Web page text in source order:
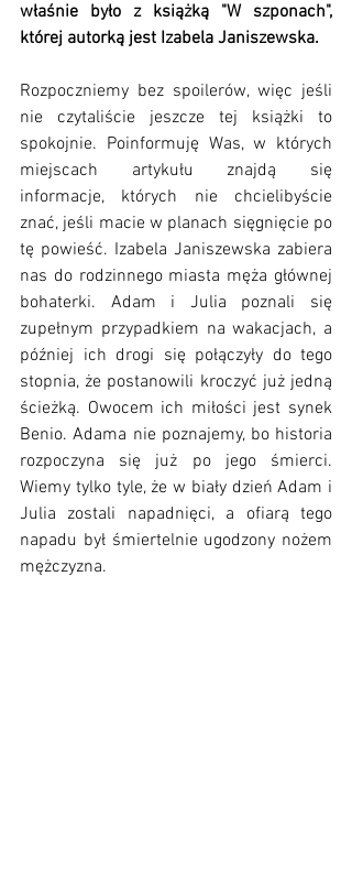
właśnie było z książką "W szponach",
której autorką jest Izabela Janiszewska.
Rozpoczniemy bez spoilerów, więc jeśli
nie czytaliście jeszcze tej książki to
spokojnie. Poinformuję Was, w których
miejscach artykułu znajdą się
informacje, których nie chcielibyście
znać, jeśli macie w planach sięgnięcie po
tę powieść. Izabela Janiszewska zabiera
nas do rodzinnego miasta męża głównej
bohaterki. Adam i Julia poznali się
zupełnym przypadkiem na wakacjach, a
później ich drogi się połączyły do tego
stopnia, że postanowili kroczyć już jedną
ścieżką. Owocem ich miłości jest synek
Benio. Adama nie poznajemy, bo historia
rozpoczyna się już po jego śmierci.
Wiemy tylko tyle, że w biały dzień Adam i
Julia zostali napadnięci, a ofiarą tego
napadu był śmiertelnie ugodzony nożem
mężczyzna.